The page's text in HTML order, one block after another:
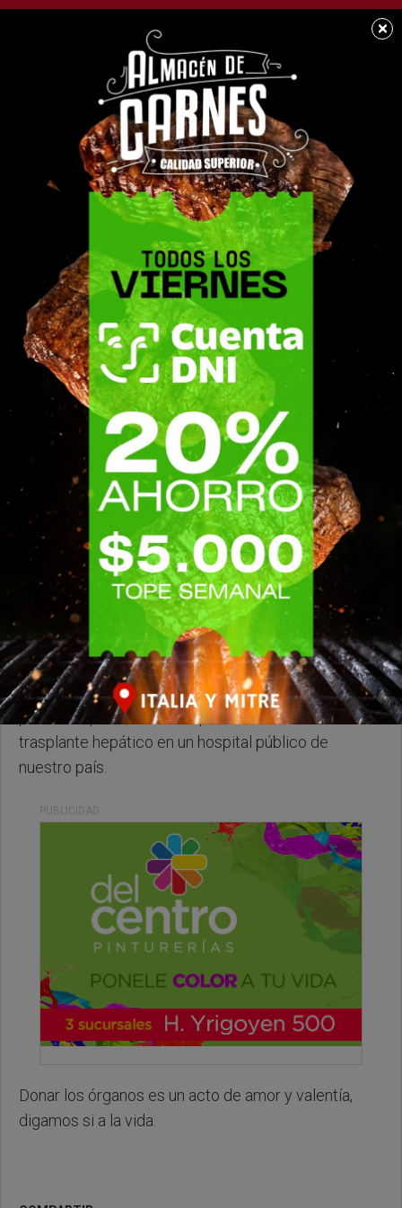
×
Día Nacional de la
Donación de órganos
Sabado, 30 de Mayo de 2026 . 08:34 Hs.
Les comentamos que hoy se conmemora en
Argentina el Día Nacional de la Donación de Órganos
y Tejidos. La fecha fue establecida por el INCUCAI
para recordar el nacimiento del hijo de la primera
paciente que dio a luz después de haber recibido un
trasplante hepático en un hospital público de
nuestro país.
PUBLICIDAD
Donar los órganos es un acto de amor y valentía,
digamos si a la vida.